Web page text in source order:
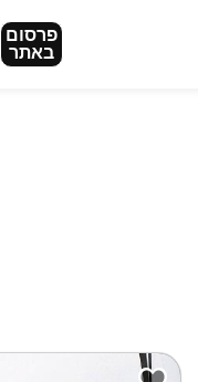
פרסום
באתר